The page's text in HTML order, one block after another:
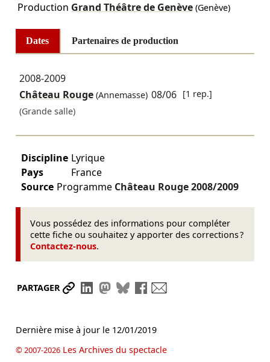
Production Grand Théâtre de Genève(Genève)
Dates Partenaires de production
2008-2009
Château Rouge(Annemasse) 08/06 [1 rep.]
(Grande salle)
Discipline Lyrique
Pays
France
Source Programme Château Rouge2008/2009
Vous possédez des informations pour compléter
cette fiche ou souhaitez y apporter des corrections ?
Contactez-nous.
PARTAGER Partager le lien
Partager sur LinkedIn
Partager sur Mastodon
Partager sur Bluesky
Partager sur Facebook
Dernière mise à jour le 12/01/2019
© 2007-2026Les Archives du spectacle